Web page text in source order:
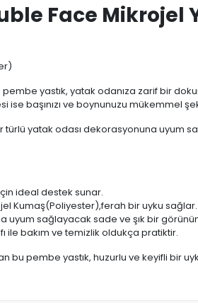
Face Mikrojel
pembe yastık, yatak odanıza zarif bir
başınızı ve boynunuzu mükemmel
türlü yatak odası dekorasyonuna
ideal destek sunar.
Kumaş(Poliyester),ferah bir uyku sağlar.
uyum sağlayacak sade ve şık bir
ile bakım ve temizlik oldukça pratiktir.
bu pembe yastık, huzurlu ve keyifli bir